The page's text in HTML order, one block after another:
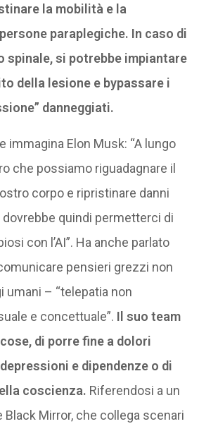
la mobilità e la
paraplegiche. In caso di
spinale, si potrebbe impiantare
della lesione e bypassare i
danneggiati.
immagina Elon Musk: “A lungo
che possiamo riguadagnare il
corpo e ripristinare danni
dovrebbe quindi permetterci di
con l’AI”. Ha anche parlato
pensieri grezzi non
umani – “telepatia non
e concettuale”. Il suo team
di porre fine a dolori
e dipendenze o di
coscienza. Riferendosi a un
Black Mirror, che collega scenari